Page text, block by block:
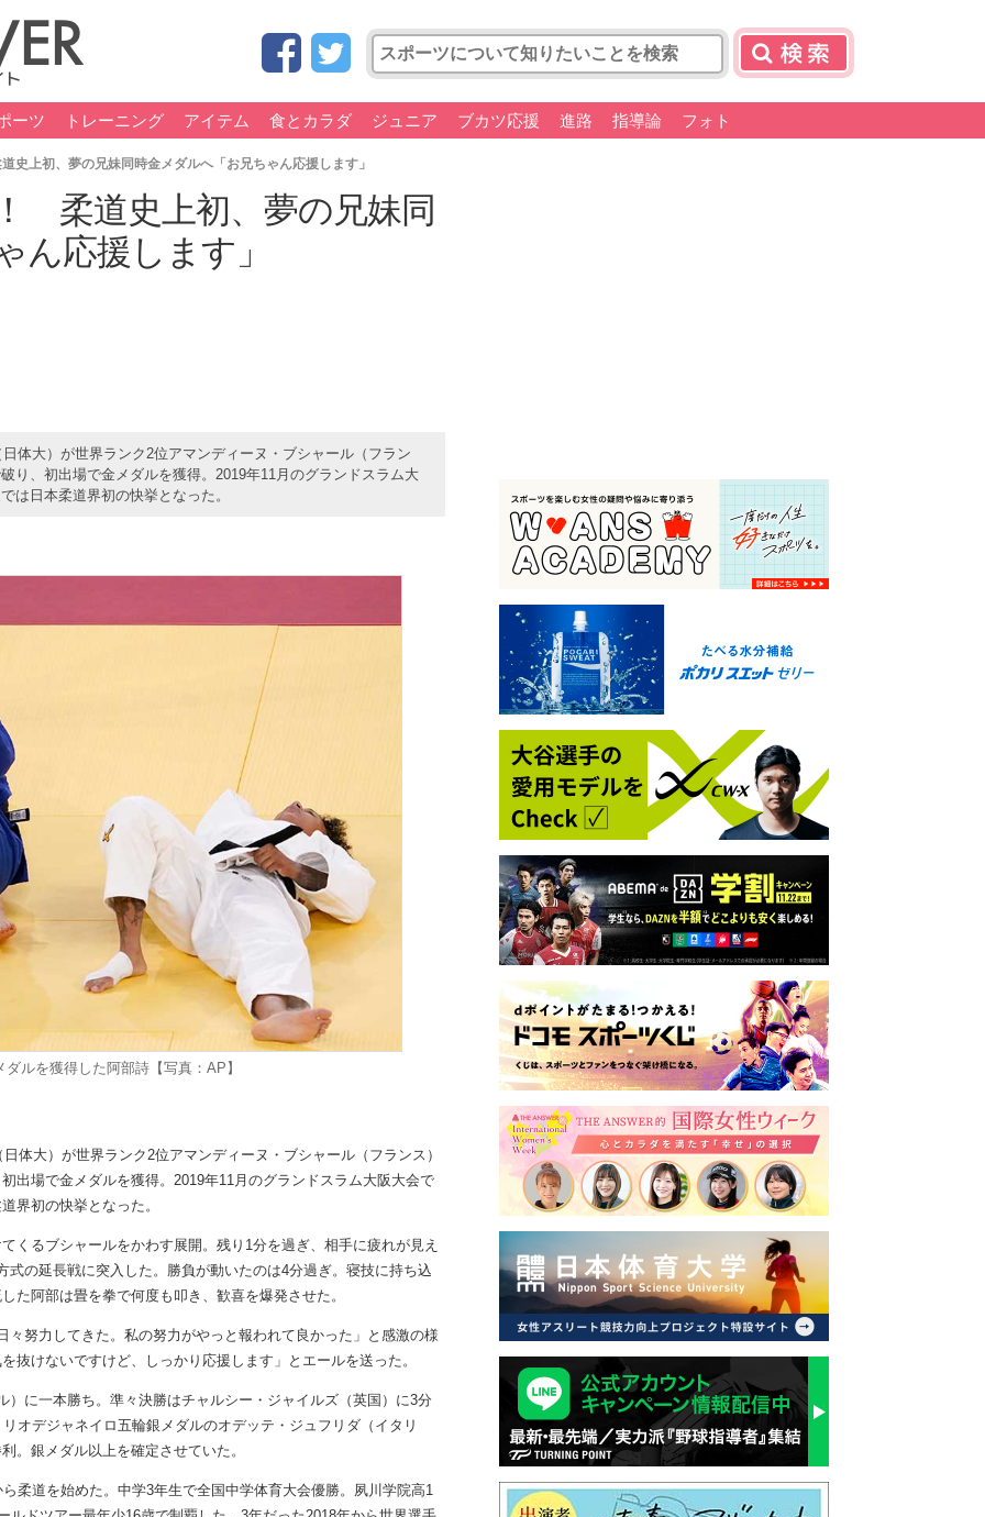
ーツ トレーニング アイテム 食とカラダ ジュニア ブカツ応援 進路 指導論 フォト
史上初、夢の兄妹同時金メダルへ「お兄ちゃん応援します」
柔道史上初、夢の兄妹同
ん応援します」
体大）が世界ランク2位アマンディーヌ・ブシャール（フラン
り、初出場で金メダルを獲得。2019年11月のグランドスラム大
は日本柔道界初の快挙となった。
ルを獲得した阿部詩【写真：AP】
大）が世界ランク2位アマンディーヌ・ブシャール（フランス）
出場で金メダルを獲得。2019年11月のグランドスラム大阪大会で
界初の快挙となった。
るブシャールをかわす展開。残り1分を過ぎ、相手に疲れが見え
の延長戦に突入した。勝負が動いたのは4分過ぎ。寝技に持ち込
た阿部は畳を拳で何度も叩き、歓喜を爆発させた。
努力してきた。私の努力がやっと報われて良かった」と感激の様
抜けないですけど、しっかり応援します」とエールを送った。
に一本勝ち。準々決勝はチャルシー・ジャイルズ（英国）に3分
オデジャネイロ五輪銀メダルのオデッテ・ジュフリダ（イタリ
。銀メダル以上を確定させていた。
道を始めた。中学3年生で全国中学体育大会優勝。夙川学院高1